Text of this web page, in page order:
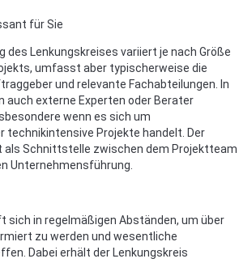
für Sie
des Lenkungskreises variiert je nach Größe
umfasst aber typischerweise die
und relevante Fachabteilungen. In
auch externe Experten oder Berater
wenn es sich um
technikintensive Projekte handelt. Der
als Schnittstelle zwischen dem Projektteam
Unternehmensführung.
sich in regelmäßigen Abständen, um über
zu werden und wesentliche
Dabei erhält der Lenkungskreis